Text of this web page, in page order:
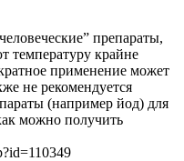
препараты,
температуру крайне
применение может
не рекомендуется
(например йод) для
можно получить